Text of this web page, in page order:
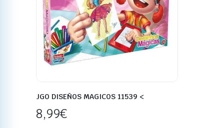
JGO DISEÑOS MAGICOS 11539 <
8,99€